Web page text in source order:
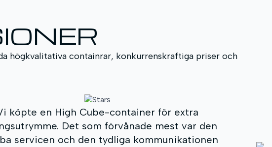
högkvalitativa containrar, konkurrenskraftiga priser och
hjälpte oss att välja den mest lämpliga
för våra affärsbehov. Vi fick omfattande
snabb leverans och en högkvalitativ produkt.